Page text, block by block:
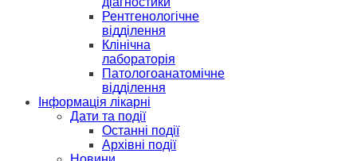
Рентгенологічне
відділення
Клінічна
лабораторія
Патологоанатомічне
відділення
Інформація лікарні
Дати та події
Останні події
Архівні події